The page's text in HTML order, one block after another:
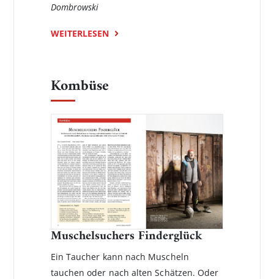
Dombrowski
WEITERLESEN
Kombüse
Muschelsuchers Finderglück
Ein Taucher kann nach Muscheln
tauchen oder nach alten Schätzen. Oder